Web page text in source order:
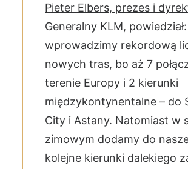
Pieter Elbers, prezes i
Generalny KLM,
wprowadzimy rekordową
nowych tras, bo aż 7
terenie Europy i 2 kierunki
międzykontynentalne – do
City i Astany. Natomiast w
zimowym dodamy do
kolejne kierunki dalekiego